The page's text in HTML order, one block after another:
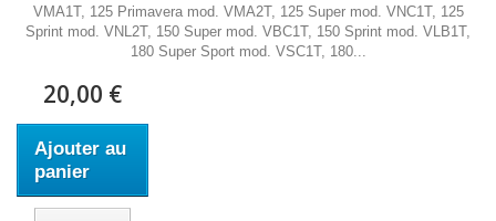
VMA1T, 125 Primavera mod. VMA2T, 125 Super mod. VNC1T, 125
Sprint mod. VNL2T, 150 Super mod. VBC1T, 150 Sprint mod. VLB1T,
180 Super Sport mod. VSC1T, 180...
20,00 €
Ajouter au
panier